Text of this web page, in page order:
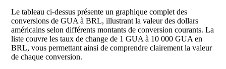
Le tableau ci-dessus présente un graphique complet des
conversions de GUA à BRL, illustrant la valeur des dollars
américains selon différents montants de conversion courants. La
liste couvre les taux de change de 1 GUA à 10 000 GUA en
BRL, vous permettant ainsi de comprendre clairement la valeur
de chaque conversion.